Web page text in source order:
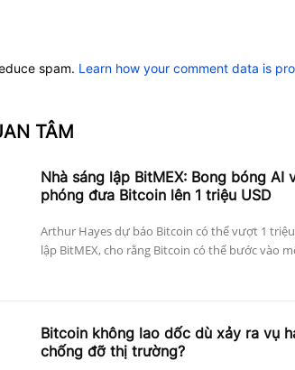
spam. Learn how your comment data is
TÂM
Nhà sáng lập BitMEX: Bong bóng
phóng đưa Bitcoin lên 1 triệu USD
Arthur Hayes dự báo Bitcoin có thể vượt 1
lập BitMEX, cho rằng Bitcoin có thể bước vào
Bitcoin không lao dốc dù xảy ra vụ
chống đỡ thị trường?